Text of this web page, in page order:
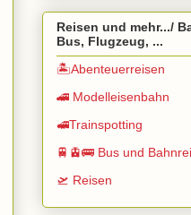
Reisen und mehr.../
Bus, Flugzeug, ...
🏝️Abenteuerreisen
🚄 Modelleisenbahn
🚅Trainspotting
🚆🚊🚌 Bus und
🛫 Reisen